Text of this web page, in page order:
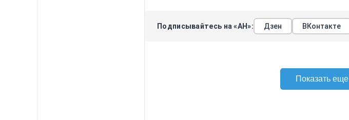
Подписывайтесь на «АН»: Дзен ВКонтакте
Показать еще